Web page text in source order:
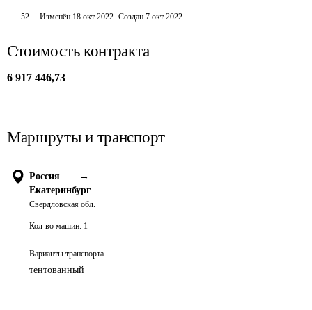
52 Изменён 18 окт 2022. Создан 7 окт 2022
Стоимость контракта
6 917 446,73
Маршруты и транспорт
Россия
→
Екатеринбург
Свердловская обл.
Кол-во машин: 1
Варианты транспорта
тентованный